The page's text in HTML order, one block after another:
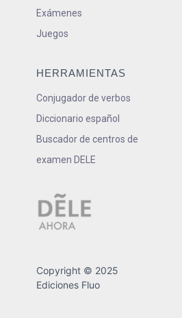
Exámenes
Juegos
HERRAMIENTAS
Conjugador de verbos
Diccionario español
Buscador de centros de
examen DELE
Copyright © 2025
Ediciones Fluo